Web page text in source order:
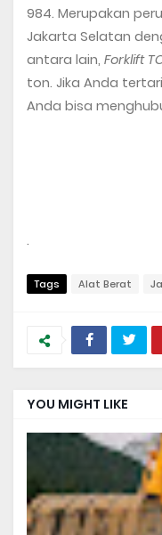
984. Merupakan
Jakarta Selatan
antara lain, Forklift
ton. Jika Anda
Anda bisa
.
Tags Alat Berat
YOU MIGHT LIKE